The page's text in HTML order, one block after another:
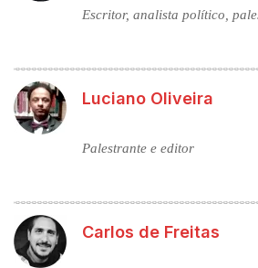
Escritor, analista político,
Luciano Oliveira
Palestrante e editor
Carlos de Freitas